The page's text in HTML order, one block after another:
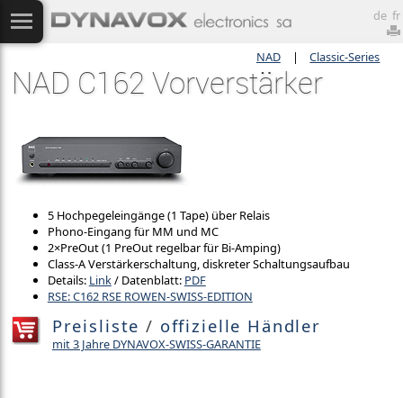
de fr
NAD | Classic-Series
NAD C162 Vorverstärker
5 Hochpegeleingänge (1 Tape) über Relais
Phono-Eingang für MM und MC
2×PreOut (1 PreOut regelbar für Bi-Amping)
Class-A Verstärkerschaltung, diskreter Schaltungsaufbau
Details: Link/ Datenblatt: PDF
RSE: C162 RSE ROWEN-SWISS-EDITION
Preisliste / offizielle Händler
mit 3 Jahre DYNAVOX-SWISS-GARANTIE